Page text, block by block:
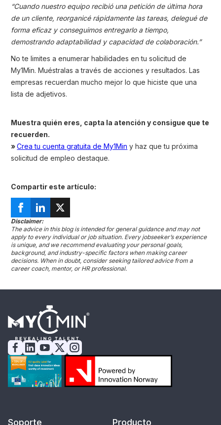
“Cuando nuestro equipo recibió una petición de última hora
de un cliente, reorganicé rápidamente las tareas, delegué de
forma eficaz y conseguimos entregarlo a tiempo,
demostrando adaptabilidad y capacidad de colaboración.”
No te limites a enumerar habilidades en tu solicitud de
My1Min. Muéstralas a través de acciones y resultados. Las
empresas recuerdan mucho mejor lo que hiciste que una
lista de adjetivos.
Muestra quién eres, capta la atención y consigue que te
recuerden.
»Crea tu cuenta gratuita de My1Min y haz que tu próxima
solicitud de empleo destaque.
Compartir este artículo:
Disclaimer:
The advice in this blog is intended for general guidance and may not
apply to every individual or job situation. Every jobseeker’s experience
is unique, and we recommend evaluating your personal goals,
background, and industry-specific factors when making career
decisions. When in doubt, consider seeking tailored advice from a
career coach, mentor, or HR professional.
Soporte Producto